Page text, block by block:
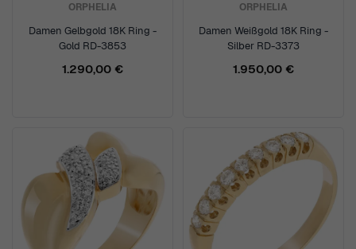
ORPHELIA
Damen Gelbgold 18K Ring -
Gold RD-3853
1.290,00 €
ORPHELIA
Damen Weißgold 18K Ring -
Silber RD-3373
1.950,00 €